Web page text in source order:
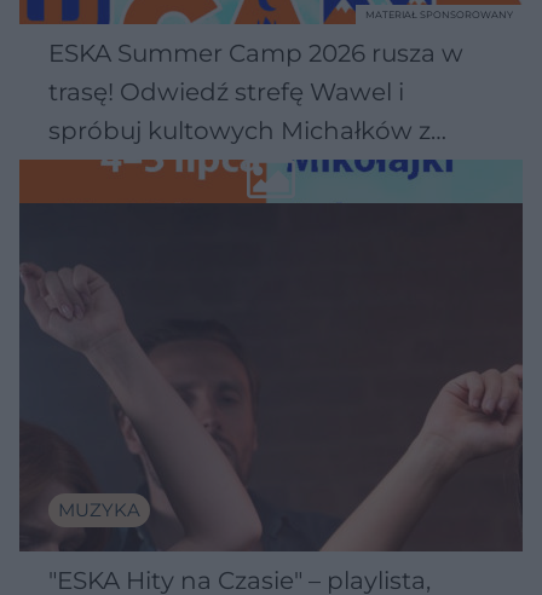
ESKA Summer Camp 2026 rusza w
trasę! Odwiedź strefę Wawel i
spróbuj kultowych Michałków z
Wawelu
MATERIAŁ SPONSOROWANY
MUZYKA
"ESKA Hity na Czasie" – playlista,